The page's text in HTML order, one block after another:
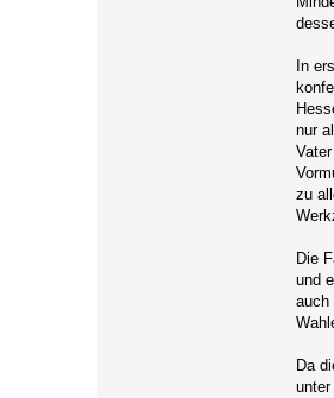
In
nur
zu
Die
und
auch
Da